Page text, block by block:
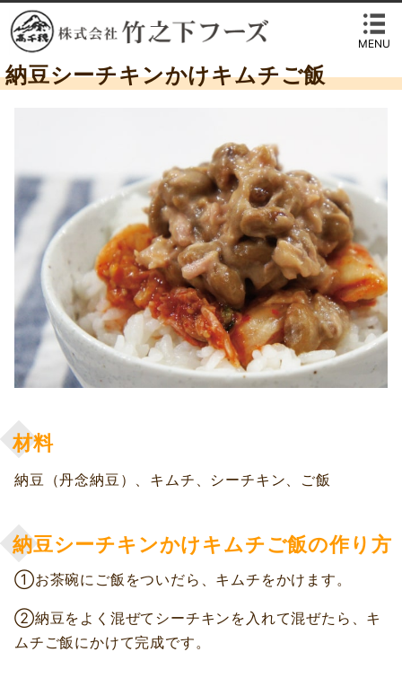
MENU
納豆シーチキンかけキムチご飯
材料
納豆（丹念納豆）、キムチ、シーチキン、ご飯
納豆シーチキンかけキムチご飯の作り方
①お茶碗にご飯をついだら、キムチをかけます。
②納豆をよく混ぜてシーチキンを入れて混ぜたら、キ
ムチご飯にかけて完成です。